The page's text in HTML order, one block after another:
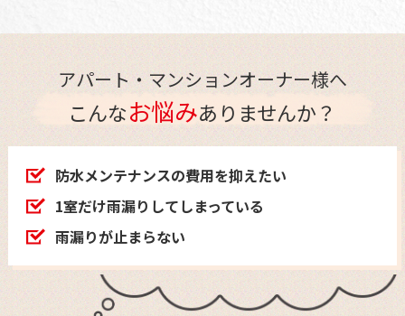
アパート・マンションオーナー様へ
こんなお悩みありませんか？
防水メンテナンスの費用を抑えたい
1室だけ雨漏りしてしまっている
雨漏りが止まらない